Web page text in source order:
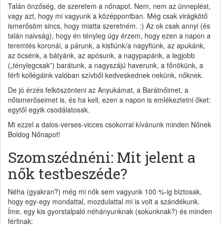
Talán önzőség, de szeretem a nőnapot. Nem, nem az ünneplést,
vagy azt, hogy mi vagyunk a középpontban. Még csak virágkötő
ismerősöm sincs, hogy miatta szeretném. :) Az ok csak annyi (és
talán naivság), hogy én tényleg úgy érzem, hogy ezen a napon a
teremtés koronái, a párunk, a kisfiúnk/a nagyfiúnk, az apukánk,
az öcsénk, a bátyánk, az apósunk, a nagypapánk, a legjobb
(„ténylegcsak”) barátunk, a nagyszájú haverunk, a főnökünk, a
férfi kollégáink valóban szívből kedveskednek nekünk, nőknek.
De jó érzés felköszönteni az Anyukámat, a Barátnőimet, a
nőismerőseimet is, és ha kell, ezen a napon is emlékeztetni őket:
egytől egyik csodálatosak.
Mi ezzel a dalos-verses-vicces csokorral kívánunk minden Nőnek
Boldog Nőnapot!
Szomszédnéni: Mit jelent a
nők testbeszéde?
Néha (gyakran?) még mi nők sem vagyunk 100 %-ig biztosak,
hogy egy-egy mondattal, mozdulattal mi is volt a szándékunk.
Íme, egy kis gyorstalpaló néhányunknak (sokunknak?) és minden
férfinak: